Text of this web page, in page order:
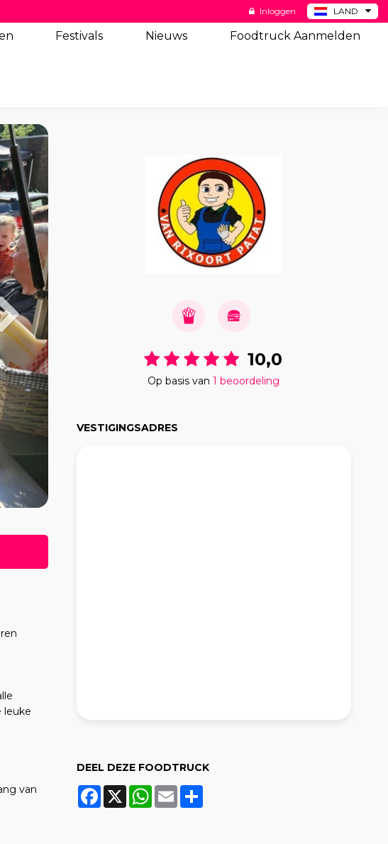
LAND
BE
Inloggen
Festivals Nieuws Foodtruck Aanmelden
leuke
van
10,0
Op basis van 1 beoordeling
VESTIGINGSADRES
DEEL DEZE FOODTRUCK
Facebook
X WhatsApp
EmailShare